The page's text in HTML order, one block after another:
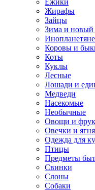
Ежики
Жирафы
Зайцы
Зима и новый
Инопланетяне
Коровы и
Коты
Куклы
Лесные
Лошади и
Медведи
Насекомые
Необычные
Овощи и
Овечки и
Одежда для
Птицы
Предметы
Свинки
Слоны
Собаки